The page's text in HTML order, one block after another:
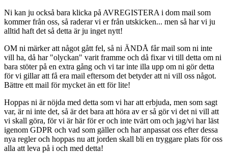
Ni kan ju också bara klicka på AVREGISTERA i dom mail som
kommer från oss, så raderar vi er från utskicken... men så har vi ju
alltid haft det så detta är ju inget nytt!
OM ni märker att något gått fel, så ni ÄNDÅ får mail som ni inte
vill ha, då har "olyckan" varit framme och då fixar vi till detta om ni
bara stöter på en extra gång och vi tar inte illa upp om ni gör detta
för vi gillar att få era mail eftersom det betyder att ni vill oss något.
Bättre ett mail för mycket än ett för lite!
Hoppas ni är nöjda med detta som vi har att erbjuda, men som sagt
var, är ni inte det, så är det bara att höra av er så gör vi det ni vill att
vi skall göra, för vi är här för er och inte tvärt om och jag/vi har läst
igenom GDPR och vad som gäller och har anpassat oss efter dessa
nya regler och hoppas nu att jorden skall bli en tryggare plats för oss
alla att leva på i och med detta!